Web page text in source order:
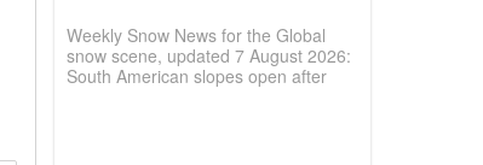
Weekly Snow News for the Global
snow scene, updated 7 August 2026:
South American slopes open after